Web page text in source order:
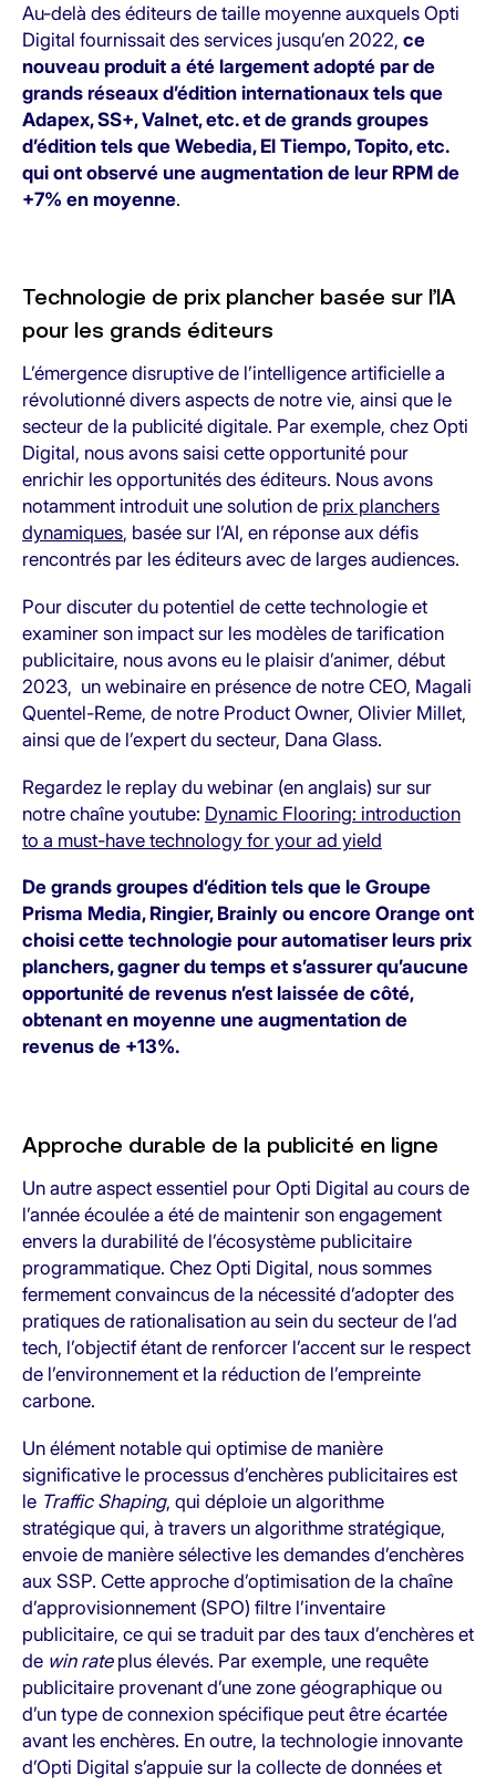
Au-delà des éditeurs de taille moyenne auxquels Opti
Digital fournissait des services jusqu’en 2022, ce
nouveau produit a été largement adopté par de
grands réseaux d’édition internationaux tels que
Adapex, SS+, Valnet, etc. et de grands groupes
d’édition tels que Webedia, El Tiempo, Topito, etc.
qui ont observé une augmentation de leur RPM de
+7% en moyenne.
Technologie de prix plancher basée sur l’IA
pour les grands éditeurs
L’émergence disruptive de l’intelligence artificielle a
révolutionné divers aspects de notre vie, ainsi que le
secteur de la publicité digitale. Par exemple, chez Opti
Digital, nous avons saisi cette opportunité pour
enrichir les opportunités des éditeurs. Nous avons
notamment introduit une solution de prix planchers
dynamiques, basée sur l’AI, en réponse aux défis
rencontrés par les éditeurs avec de larges audiences.
Pour discuter du potentiel de cette technologie et
examiner son impact sur les modèles de tarification
publicitaire, nous avons eu le plaisir d’animer, début
2023, un webinaire en présence de notre CEO, Magali
Quentel-Reme, de notre Product Owner, Olivier Millet,
ainsi que de l’expert du secteur, Dana Glass.
Regardez le replay du webinar (en anglais) sur sur
notre chaîne youtube: Dynamic Flooring: introduction
to a must-have technology for your ad yield
De grands groupes d’édition tels que le Groupe
Prisma Media, Ringier, Brainly ou encore Orange ont
choisi cette technologie pour automatiser leurs prix
planchers, gagner du temps et s’assurer qu’aucune
opportunité de revenus n’est laissée de côté,
obtenant en moyenne une augmentation de
revenus de +13%.
Approche durable de la publicité en ligne
Un autre aspect essentiel pour Opti Digital au cours de
l’année écoulée a été de maintenir son engagement
envers la durabilité de l’écosystème publicitaire
programmatique. Chez Opti Digital, nous sommes
fermement convaincus de la nécessité d’adopter des
pratiques de rationalisation au sein du secteur de l’ad
tech, l’objectif étant de renforcer l’accent sur le respect
de l’environnement et la réduction de l’empreinte
carbone.
Un élément notable qui optimise de manière
significative le processus d’enchères publicitaires est
le Traffic Shaping, qui déploie un algorithme
stratégique qui, à travers un algorithme stratégique,
envoie de manière sélective les demandes d’enchères
aux SSP. Cette approche d’optimisation de la chaîne
d’approvisionnement (SPO) filtre l’inventaire
publicitaire, ce qui se traduit par des taux d’enchères et
de win rateplus élevés. Par exemple, une requête
publicitaire provenant d’une zone géographique ou
d’un type de connexion spécifique peut être écartée
avant les enchères. En outre, la technologie innovante
d’Opti Digital s’appuie sur la collecte de données et